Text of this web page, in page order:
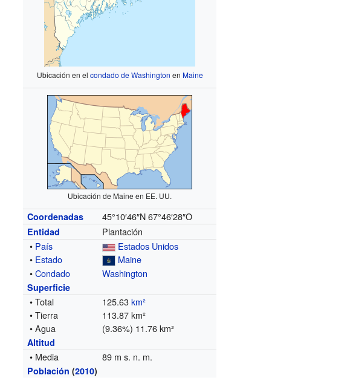
Ubicación en el condado de Washington en Maine
Ubicación de Maine en EE. UU.
Coordenadas 45°10′46″N 67°46′28″O
Entidad
Plantación
• País
Estados Unidos
• Estado
Maine
•Condado Washington
Superficie
• Total 125.63km²
• Tierra
113.87 km²
• Agua
(9.36%) 11.76 km²
Altitud
• Media 89 m s. n. m.
Población (2010)